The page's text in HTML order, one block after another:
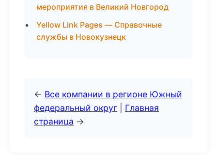
мероприятия в Великий Новгород
Yellow Link Pages — Справочные
службы в Новокузнецк
← Все компании в регионе Южный
федеральный округ
Главная
страница →